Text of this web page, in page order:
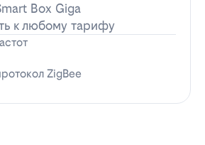
Box Giga
к любому тарифу
ZigBee